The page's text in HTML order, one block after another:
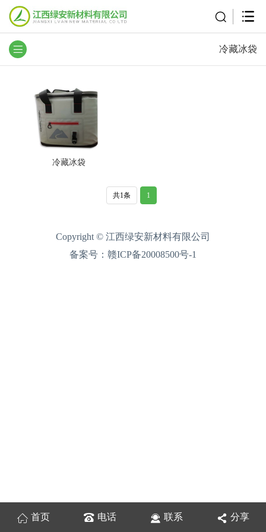
冷藏冰袋
冷藏冰袋
共1条 1
Copyright © 江西绿安新材料有限公司
备案号： 赣ICP备20008500号-1
首页 电话 联系 分享